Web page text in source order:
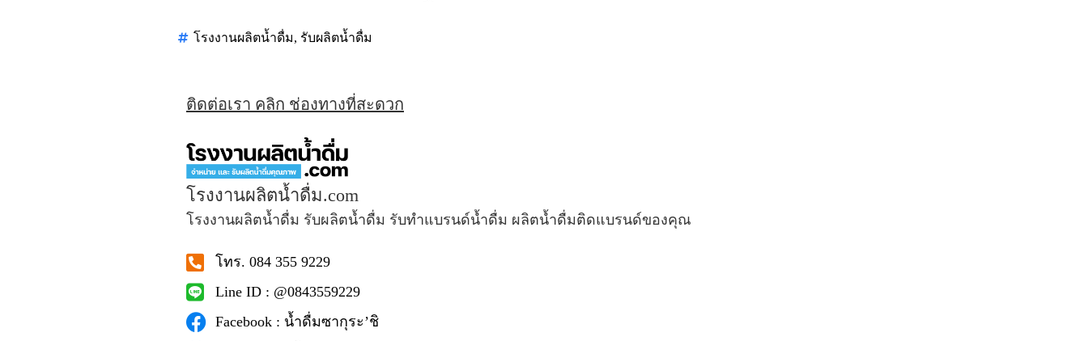
โรงงานผลิตน้ำดื่ม, รับผลิตน้ำดื่ม
ติดต่อเรา คลิก ช่องทางที่สะดวก
โรงงานผลิตน้ำดื่ม.com
โรงงานผลิตน้ำดื่ม รับผลิตน้ำดื่ม รับทำแบรนด์น้ำดื่ม ผลิตน้ำดื่มติดแบรนด์ของคุณ
โทร. 084 355 9229
Line ID : @0843559229
Facebook : น้ำดื่มซากุระ’ชิ